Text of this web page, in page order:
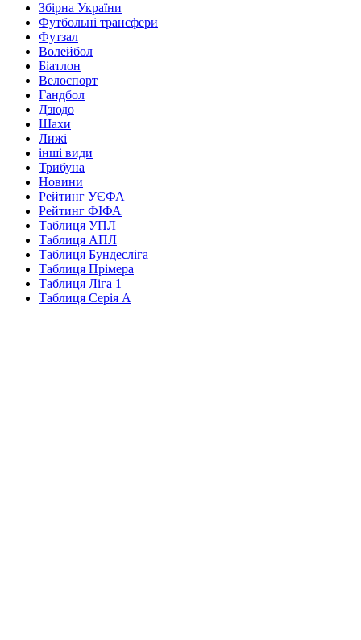
Збірна України
Футбольні трансфери
Футзал
Волейбол
Біатлон
Велоспорт
Гандбол
Дзюдо
Шахи
Лижі
інші види
Трибуна
Новини
Рейтинг УЄФА
Рейтинг ФІФА
Таблиця УПЛ
Таблиця АПЛ
Таблиця Бундесліга
Таблиця Прімера
Таблиця Ліга 1
Таблиця Серія А